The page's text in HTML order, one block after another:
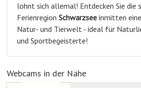
lohnt sich allemal! Entdecken Sie die
Ferienregion Schwarzsee inmitten
Natur- und Tierwelt - ideal für
und Sportbegeisterte!
Webcams in der Nähe